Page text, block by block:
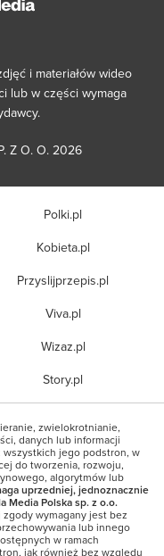
i materiałów wideo
lub w części wymaga
Z O. O. 2026
Polki.pl
Kobieta.pl
Przyslijprzepis.pl
Viva.pl
Wizaz.pl
Story.pl
zwielokrotnianie,
danych lub informacji
jego podstron, w
do tworzenia, rozwoju,
algorytmów lub
uprzedniej, jednoznacznie
Media Polska sp. z o.o.
wymagany jest bez
lub innego
w ramach
jak również bez względu